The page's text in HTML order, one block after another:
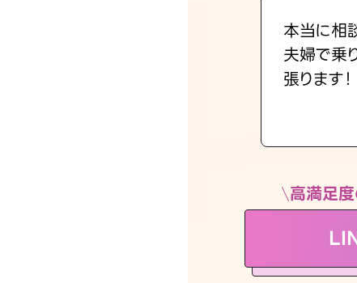
本当に相
夫婦で乗
張ります！
高満足